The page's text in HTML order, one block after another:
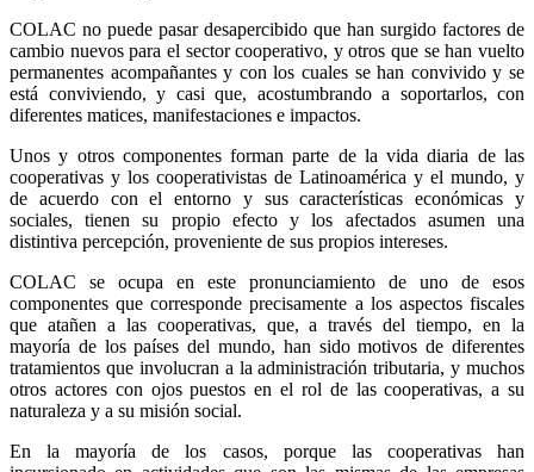
COLAC no puede pasar desapercibido que han surgido factores de
cambio nuevos para el sector cooperativo, y otros que se han vuelto
permanentes acompañantes y con los cuales se han convivido y se
está conviviendo, y casi que, acostumbrando a soportarlos, con
diferentes matices, manifestaciones e impactos.
Unos y otros componentes forman parte de la vida diaria de las
cooperativas y los cooperativistas de Latinoamérica y el mundo, y
de acuerdo con el entorno y sus características económicas y
sociales, tienen su propio efecto y los afectados asumen una
distintiva percepción, proveniente de sus propios intereses.
COLAC se ocupa en este pronunciamiento de uno de esos
componentes que corresponde precisamente a los aspectos fiscales
que atañen a las cooperativas, que, a través del tiempo, en la
mayoría de los países del mundo, han sido motivos de diferentes
tratamientos que involucran a la administración tributaria, y muchos
otros actores con ojos puestos en el rol de las cooperativas, a su
naturaleza y a su misión social.
En la mayoría de los casos, porque las cooperativas han